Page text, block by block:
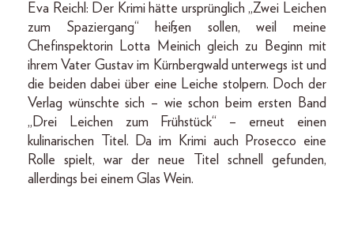
Eva Reichl: Der Krimi hätte ursprünglich „Zwei Leichen
zum Spaziergang“ heißen sollen, weil meine
Chef­inspektorin Lotta Meinich gleich zu Beginn mit
ihrem Vater Gustav im Kürnbergwald unterwegs ist und
die beiden dabei über eine Leiche stolpern. Doch der
Verlag wünschte sich – wie schon beim ersten Band
„Drei Leichen zum Frühstück“ – erneut einen
kulinarischen Titel. Da im Krimi auch Prosecco eine
Rolle spielt, war der neue Titel schnell gefunden,
allerdings bei einem Glas Wein.